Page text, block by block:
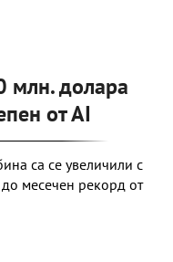
млн. долара
от АІ
са се увеличили с
месечен рекорд от